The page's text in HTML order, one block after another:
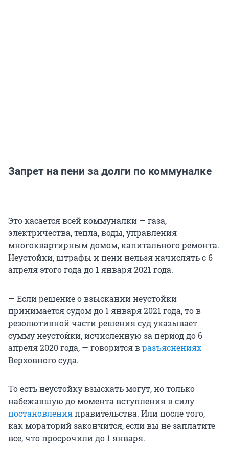
Запрет на пени за долги по коммуналке
Это касается всей коммуналки — газа,
электричества, тепла, воды, управления
многоквартирным домом, капитального ремонта.
Неустойки, штрафы и пени нельзя начислять с 6
апреля этого года до 1 января 2021 года.
— Если решение о взыскании неустойки
принимается судом до 1 января 2021 года, то в
резолютивной части решения суд указывает
сумму неустойки, исчисленную за период до 6
апреля 2020 года, — говорится вразъяснениях
Верховного суда.
То есть неустойку взыскать могут, но только
набежавшую до момента вступления в силу
постановленияправительства. Или после того,
как мораторий закончится, если вы не заплатите
все, что просрочили до 1 января.